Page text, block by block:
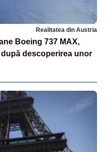
Realitatea din Austria
Boeing 737 MAX,
descoperirea unor